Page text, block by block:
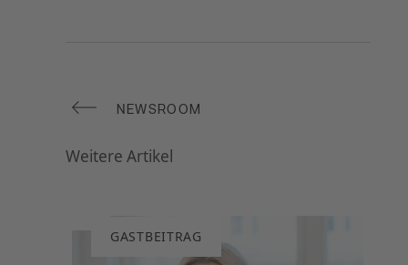
NEWSROOM
Weitere Artikel
GASTBEITRAG